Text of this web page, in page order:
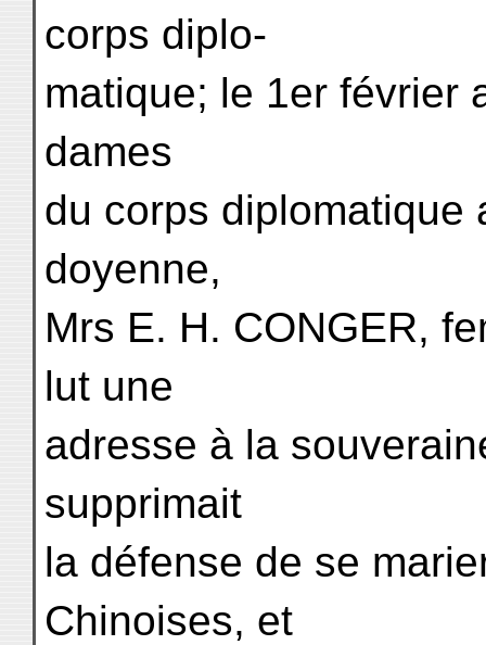
corps diplo-
matique; le 1er février
dames
du corps diplomatique
doyenne,
Mrs E. H. CONGER,
lut une
adresse à la
supprimait
la défense de se
Chinoises, et